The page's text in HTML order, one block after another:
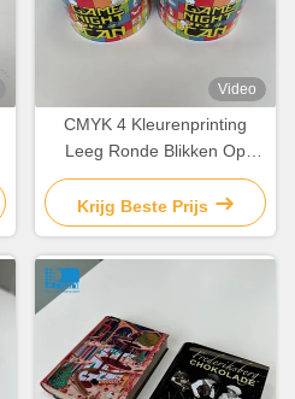
Video
CMYK 4 Kleurenprinting
Leeg Ronde Blikken Op
maat Gemaakte Biskotten
Blik Container
Krijg Beste Prijs